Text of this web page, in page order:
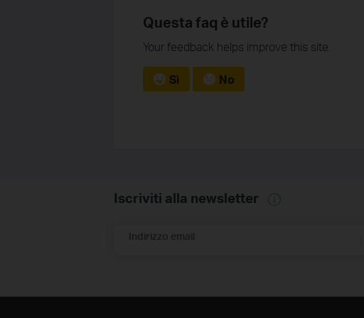
Questa faq è utile?
Your feedback helps improve this site.
Sì No
Iscriviti alla newsletter
Indirizzo email